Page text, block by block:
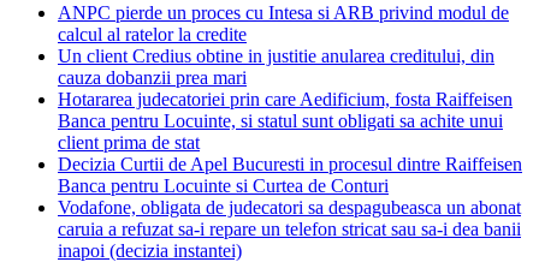
ANPC pierde un proces cu Intesa si ARB privind modul de
calcul al ratelor la credite
Un client Credius obtine in justitie anularea creditului, din
cauza dobanzii prea mari
Hotararea judecatoriei prin care Aedificium, fosta Raiffeisen
Banca pentru Locuinte, si statul sunt obligati sa achite unui
client prima de stat
Decizia Curtii de Apel Bucuresti in procesul dintre Raiffeisen
Banca pentru Locuinte si Curtea de Conturi
Vodafone, obligata de judecatori sa despagubeasca un abonat
caruia a refuzat sa-i repare un telefon stricat sau sa-i dea banii
inapoi (decizia instantei)